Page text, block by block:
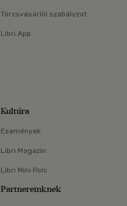
Törzsvásárlói szabályzat
Libri App
Kultúra
Események
Libri Magazin
Libri Mini Polc
Partnereinknek